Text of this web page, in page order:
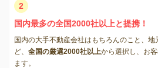
2
国内最多の全国2000社以上と提携！
国内の大手不動産会社はもちろんのこと、
ど、 全国の厳選2000社以上から選択し、お
ます。